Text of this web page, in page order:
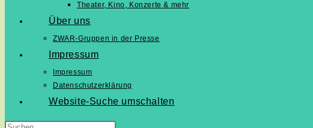
Theater, Kino, Konzerte & mehr
Über uns
ZWAR-Gruppen in der Presse
Impressum
Impressum
Datenschutzerklärung
Website-Suche umschalten